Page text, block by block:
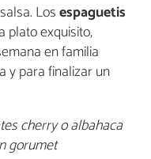
Losespaguetis
plato exquisito,
en familia
y para finalizar un
cherry o albahaca
gorumet